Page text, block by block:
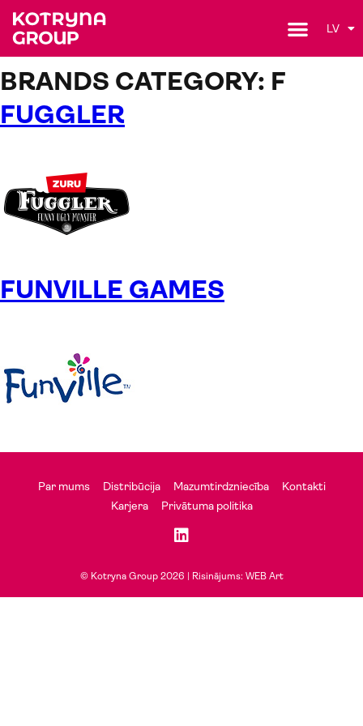
LV
BRANDS CATEGORY: F
FUGGLER
FUNVILLE GAMES
Par mums Distribūcija Mazumtirdzniecība
Kontakti
Karjera
Privātuma politika
© Kotryna Group 2026 | Risinājums: WEB Art